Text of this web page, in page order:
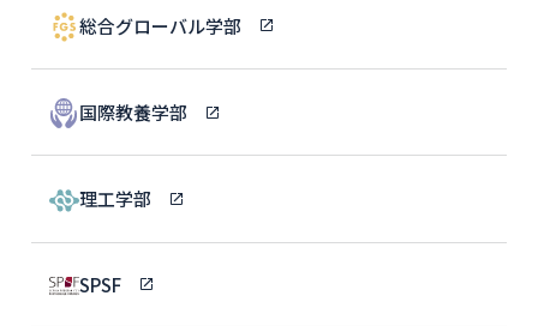
総合グローバル学部
国際教養学部
理工学部
SPSF